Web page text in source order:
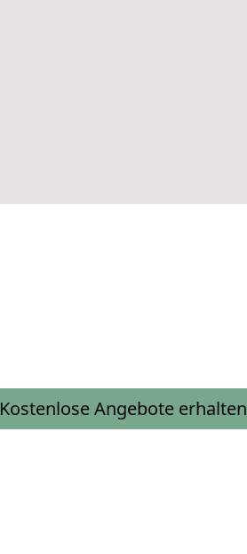
Kostenlose Angebote erhalten